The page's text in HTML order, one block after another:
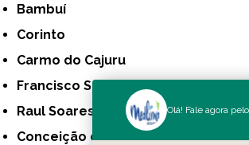
Bambuí
Corinto
Carmo do Cajuru
Francisco Sá
Raul Soares
Conceição do Mato Dentro
Olá! Fale agora